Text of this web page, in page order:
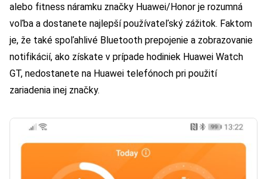
alebo fitness náramku značky Huawei/Honor je rozumná
voľba a dostanete najlepší používateľský zážitok. Faktom
je, že také spoľahlivé Bluetooth prepojenie a zobrazovanie
notifikácií, ako získate v prípade hodiniek Huawei Watch
GT, nedostanete na Huawei telefónoch pri použití
zariadenia inej značky.